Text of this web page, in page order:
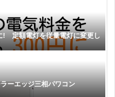
! 定額電灯を従量電灯に変更し
ラーエッジ三相パワコン